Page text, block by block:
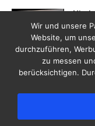
19/12/
Wir und unsere
Website, um
durchzuführen,
zu messen
berücksichtigen.